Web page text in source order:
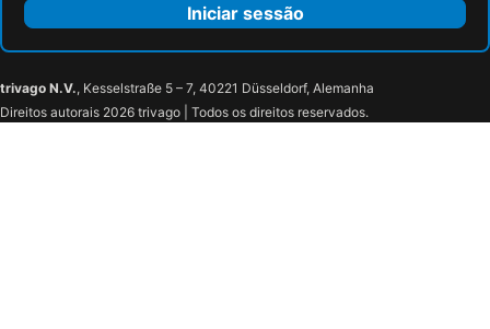
Iniciar sessão
trivago N.V., Kesselstraße 5 – 7, 40221 Düsseldorf, Alemanha
Direitos autorais 2026 trivago | Todos os direitos reservados.